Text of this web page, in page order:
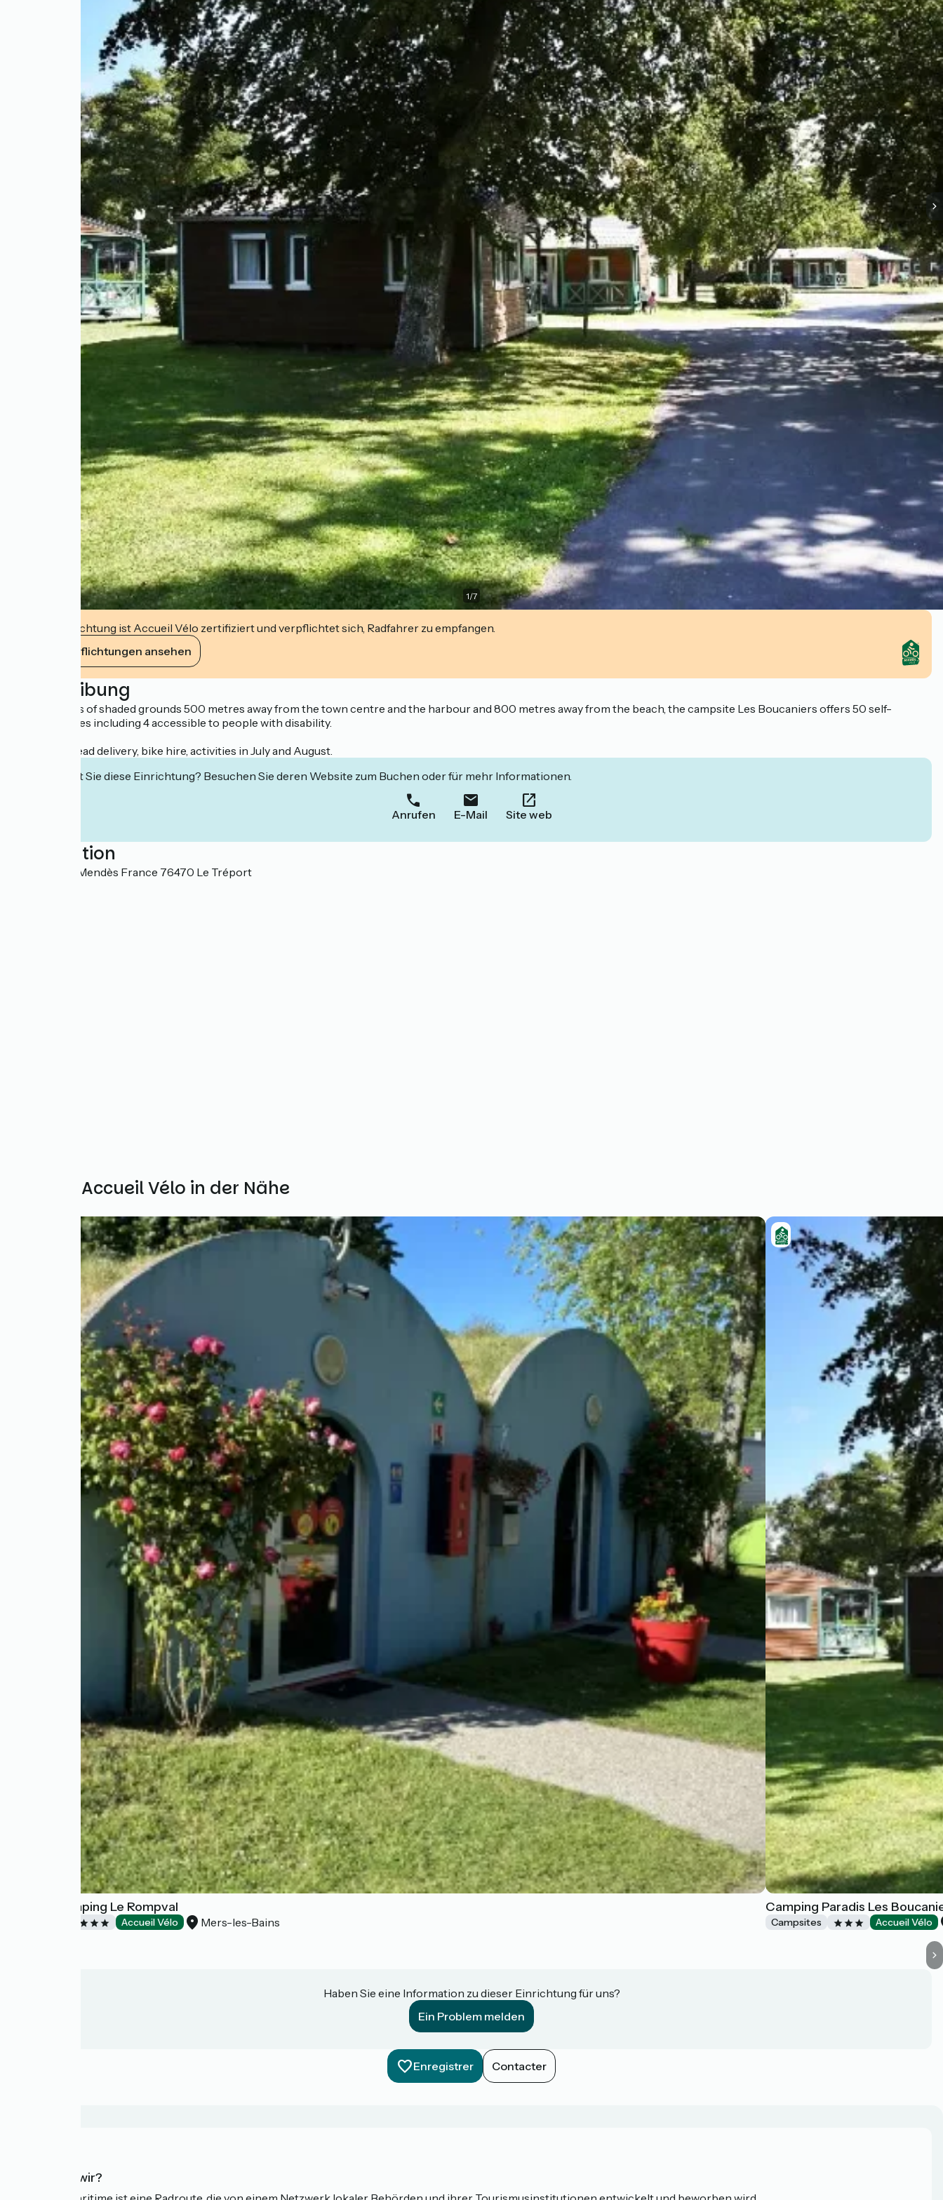
1/7
Diese Einrichtung ist Accueil Vélo zertifiziert und verpflichtet sich, Radfahrer zu empfangen.
Ihre Verpflichtungen ansehen
Beschreibung
Set in 15 acres of shaded grounds 500 metres away from the town centre and the harbour and 800 metres away from the beach, the campsite Les Boucaniers offers 50 self-
catering lodges including 4 accessible to people with disability.
Brasserie, bread delivery, bike hire, activities in July and August.
Interessiert Sie diese Einrichtung? Besuchen Sie deren Website zum Buchen oder für mehr Informationen.
Anrufen E-Mail Site web
Localisation
4 Rue Pierre Mendès France 76470 Le Tréport
Weitere Accueil Vélo in der Nähe
Flower Camping Le Rompval
Accueil Vélo Mers-les-Bains
Camping Paradis Les
Campsites Accueil Vélo
Haben Sie eine Information zu dieser Einrichtung für uns?
Ein Problem melden
Enregistrer Contacter
Wer sind wir?